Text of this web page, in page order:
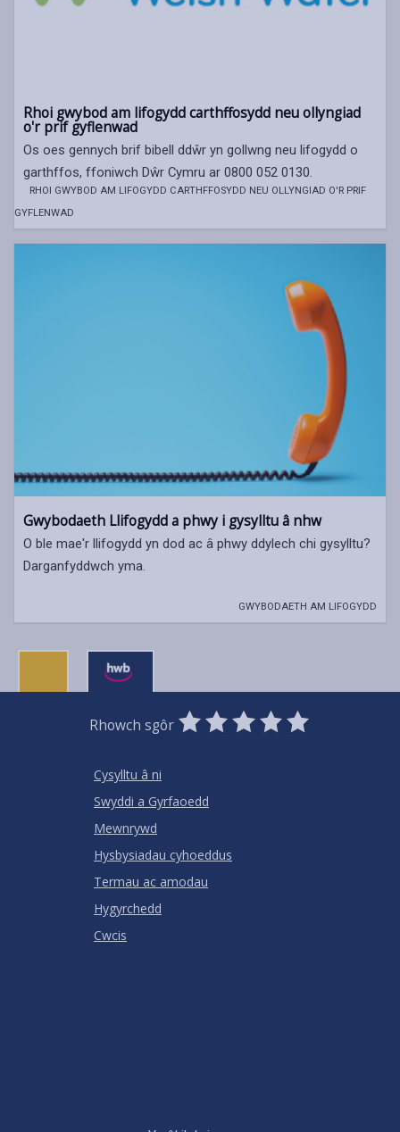
Rhoi gwybod am lifogydd carthffosydd neu ollyngiad
o'r prif gyflenwad
Os oes gennych brif bibell ddŵr yn gollwng neu lifogydd o
garthffos, ffoniwch Dŵr Cymru ar 0800 052 0130.
RHOI GWYBOD AM LIFOGYDD CARTHFFOSYDD NEU OLLYNGIAD O'R PRIF
GYFLENWAD
Gwybodaeth Llifogydd a phwy i gysylltu â nhw
O ble mae'r llifogydd yn dod ac â phwy ddylech chi gysylltu?
Darganfyddwch yma.
GWYBODAETH AM LIFOGYDD
Rhowch sgôr
0
Stars
1
Star
2
Stars
3
Stars
4
Stars
5
Stars
Cysylltu â ni
Swyddi a Gyrfaoedd
Mewnrywd
Hysbysiadau cyhoeddus
Termau ac amodau
Hygyrchedd
Cwcis